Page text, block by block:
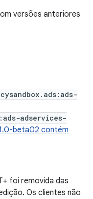
versões anteriores
adservices-
beta02 contém
foi removida das
Os clientes não